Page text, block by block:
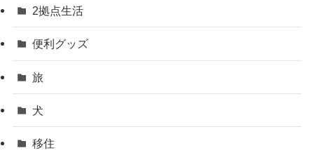
2拠点生活
便利グッズ
旅
犬
移住